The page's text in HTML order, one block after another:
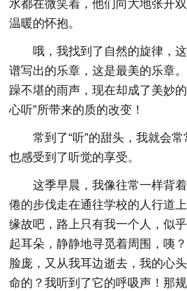
水都在微笑着，他们向大地张开
温暖的怀抱。
哦，我找到了自然的旋律，
谱写出的乐章，这是最美的乐章
躁不堪的雨声，现在却成了美妙
心听”所带来的质的改变！
常到了“听”的甜头，我就会
也感受到了听觉的享受。
这季早晨，我像往常一样背
倦的步伐走在通往学校的人行道
缘故吧，路上只有我一个人，似
起耳朵，静静地寻觅着周围，咦
脸庞，又从我耳边逝去，我的心
命的？我听到了它的呼吸声！那